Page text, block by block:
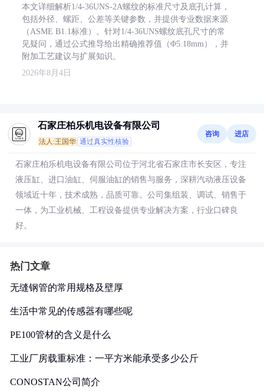
本文详细解析1/4-36UNS-2A螺纹的标准尺寸及底孔计算，
包括外径、螺距、公差等关键参数，并提供专业数据来源
（ASME B1.1标准）。针对1/4-36UNS螺纹底孔尺寸的常
见疑问，通过公式推导给出精确推荐值（Φ5.18mm），并
附加工艺建议与扩展知识。
2026年8月4日
石家庄柏乐机电设备有限公司
法人:王国华 通过真实性核验
咨询 进店
石家庄柏乐机电设备有限公司位于河北省石家庄市长安区，专注
液压缸、进口油缸、伺服油缸的销售与服务，深耕汽动液压设备
领域近十年，技术成熟，品质可靠。公司集组装、调试、销售于
一体，为工业机械、工程设备提供专业解决方案，行业口碑良
好。
热门文章
无缝钢管的常用规格及壁厚
生活中常见的传感器有哪些呢
PE100管材的含义是什么
工业厂房载重标准：一平方米能承受多少公斤
CONOSTAN公司简介